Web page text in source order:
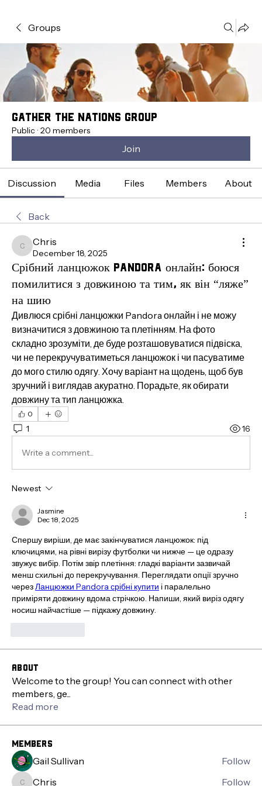
Groups
Gather the Nations Group
Public · 20 members
Join
Discussion Media Files Members About
Back
Chris
Chris
December 18, 2025
Срібний ланцюжок Pandora онлайн: боюся
помилитися з довжиною та тим, як він “ляже”
на шию
Дивлюся срібні ланцюжки Pandora онлайн і не можу
визначитися з довжиною та плетінням. На фото
складно зрозуміти, де буде розташовуватися підвіска,
чи не перекручуватиметься ланцюжок і чи пасуватиме
до мого стилю одягу. Хочу варіант на щодень, щоб був
зручний і виглядав акуратно. Порадьте, як обирати
довжину та тип ланцюжка.
0
1 16
Write a comment...
Newest
Jasmine
Dec 18, 2025
Спершу виріши, де має закінчуватися ланцюжок: під
ключицями, на рівні вирізу футболки чи нижче — це одразу
звужує вибір. Потім звір плетіння: гладкі варіанти зазвичай
менш схильні до перекручування. Переглядати опції зручно
через Ланцюжки Pandora срібні купити і паралельно
приміряти довжину вдома стрічкою. Напиши, який виріз одягу
носиш найчастіше — підкажу довжину.
About
Welcome to the group! You can connect with other
members, ge...
Read more
Members
Gail Sullivan Follow
Chris Follow